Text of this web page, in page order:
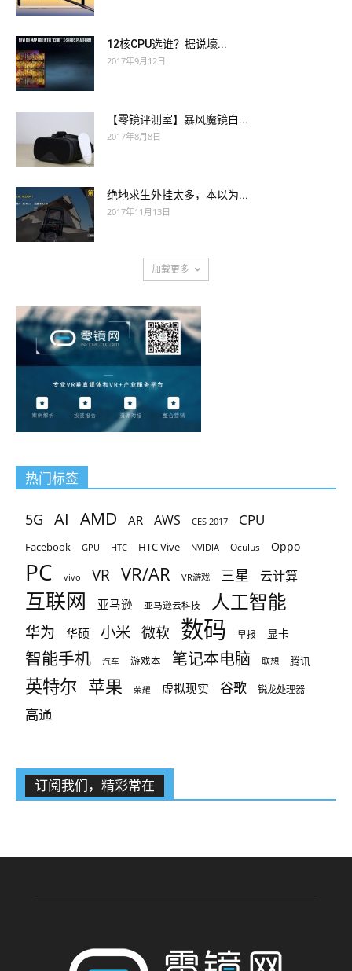
12核CPU选谁？据说壕...
2017年9月12日
【零镜评测室】暴风魔镜白...
2017年8月8日
绝地求生外挂太多，本以为...
2017年11月13日
加载更多
热门标签
5G AI AMD AR AWS CES 2017 CPU
Facebook GPU HTC HTC Vive NVIDIA Oculus Oppo
PC vivo VR VR/AR VR游戏 三星 云计算
互联网 亚马逊 亚马逊云科技 人工智能
华为 华硕 小米 微软 数码 早报 显卡
智能手机 汽车 游戏本 笔记本电脑 联想 腾讯
英特尔 苹果 荣耀 虚拟现实 谷歌 锐龙处理器
高通
订阅我们，精彩常在